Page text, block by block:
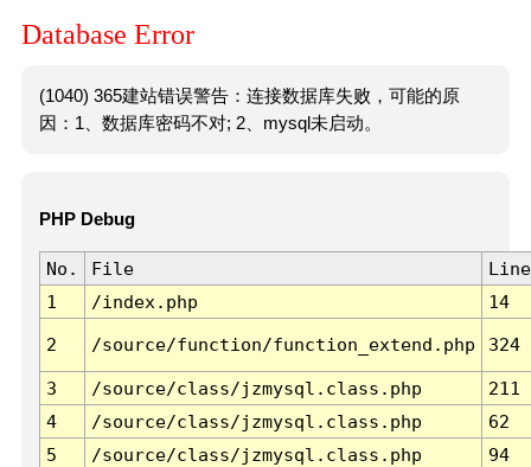
Database Error
(1040) 365建站错误警告：连接数据库失败，可能的原
因：1、数据库密码不对; 2、mysql未启动。
PHP Debug
No. File
Line
1
/index.php 14
2 /source/function/function_extend.php 324
3 /source/class/jzmysql.class.php
211
4
/source/class/jzmysql.class.php
62
5
/source/class/jzmysql.class.php
94